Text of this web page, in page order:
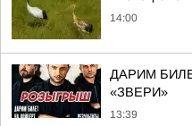
14:00
ДАРИМ
«ЗВЕРИ»
13:39